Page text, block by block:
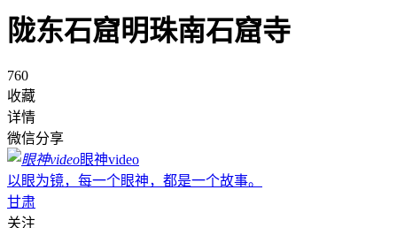
陇东石窟明珠南石窟寺
760
收藏
详情
微信分享
眼神video
以眼为镜，每一个眼神，都是一个故事。
甘肃
关注